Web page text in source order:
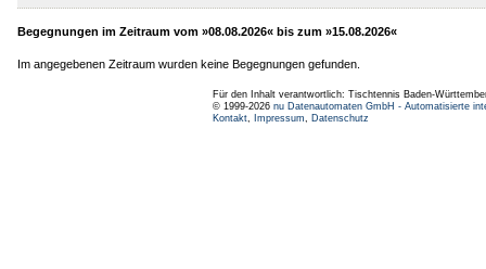
Begegnungen im Zeitraum vom »08.08.2026« bis zum »15.08.2026«
Im angegebenen Zeitraum wurden keine Begegnungen gefunden.
Für den Inhalt verantwortlich: Tischtennis Baden-
© 1999-2026 nu Datenautomaten GmbH - Automatisierte
Kontakt, Impressum, Datenschutz